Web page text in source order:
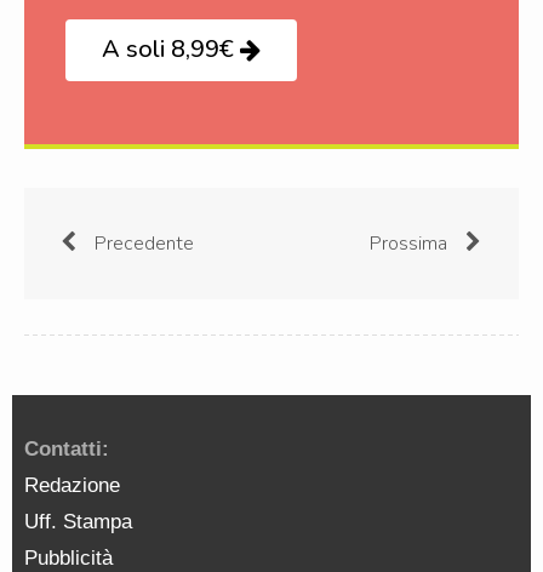
A soli 8,99€
Precedente Prossima
Contatti:
Redazione
Uff. Stampa
Pubblicità